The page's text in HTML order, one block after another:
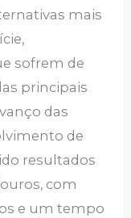
mais
sofrem de
principais
das
de
resultados
com
e um tempo